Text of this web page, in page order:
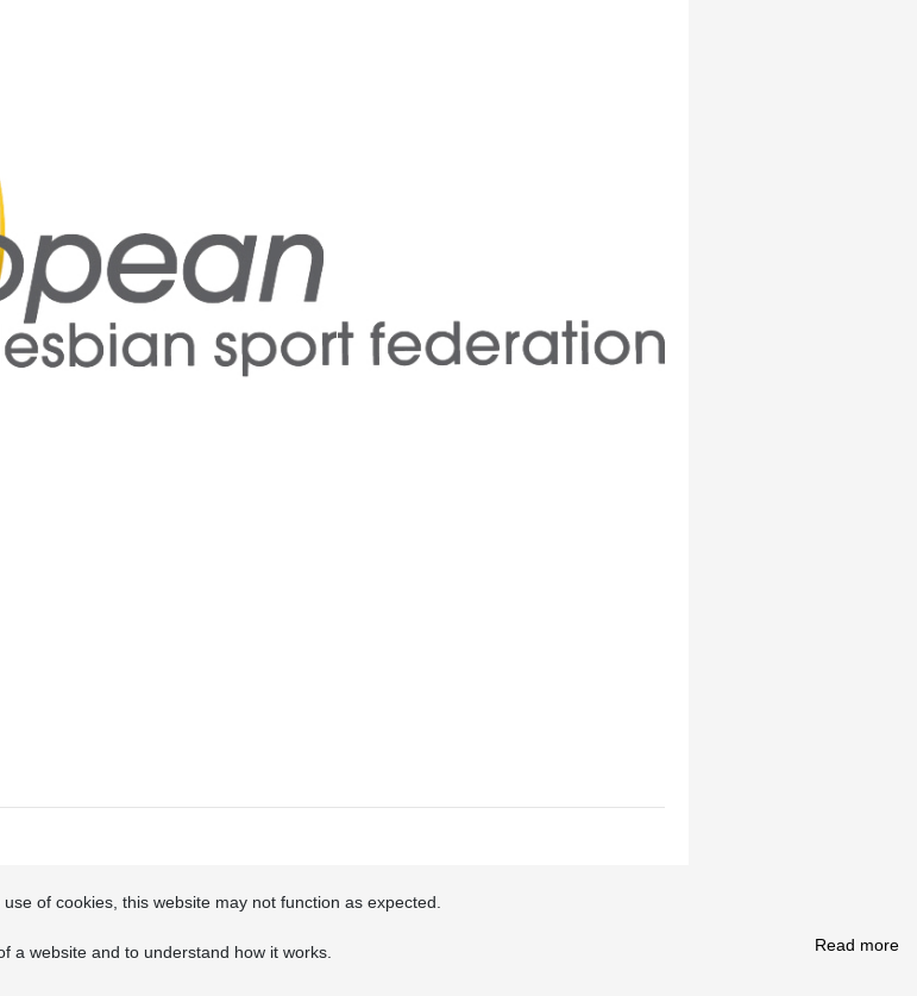
of cookies, this website may not function as expected.
Read more
a website and to understand how it works.